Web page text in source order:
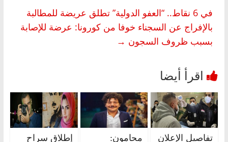
في 6 نقاط.. “العفو الدولية” تطلق عريضة للمطالبة
بالإفراج عن السجناء خوفا من كورونا: عرضة للإصابة
بسبب ظروف السجون →
تفاصيل الإعلان محامون: إطلاق سراح